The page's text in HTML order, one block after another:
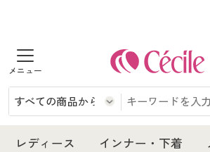
商品を探す
レディース
インナー・下着
レディース インナー・下着